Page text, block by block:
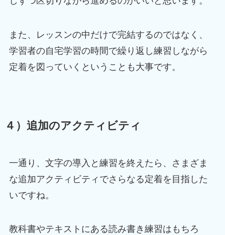
また、レッスンの中だけで完結するのではなく、
学習者の自宅学習の時間で繰り返し練習しながら
定着を図っていくということも大事です。
４）追加のアクティビティ
一通り、文字の導入と練習を終えたら、さまざま
な追加アクティビティでさらなる定着を目指した
いですね。
教科書やテキストにある読み書き練習はもちろ